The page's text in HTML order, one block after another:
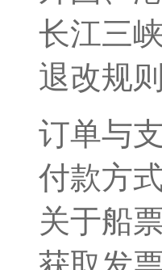
长江三
退改规则
订单与
付款方
关于船